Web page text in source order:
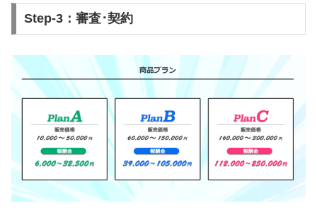
Step-3：審査･契約